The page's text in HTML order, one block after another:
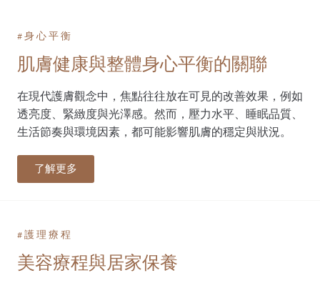
#身心平衡
肌膚健康與整體身心平衡的關聯
在現代護膚觀念中，焦點往往放在可見的改善效果，例如
透亮度、緊緻度與光澤感。然而，壓力水平、睡眠品質、
生活節奏與環境因素，都可能影響肌膚的穩定與狀況。
了解更多
#護理療程​
美容療程與居家保養